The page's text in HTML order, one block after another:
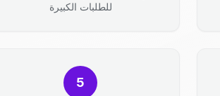
للطلبات الكبيرة
5